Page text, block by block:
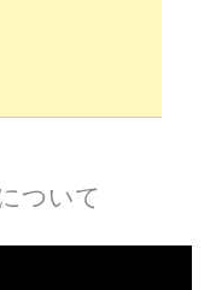
ついて